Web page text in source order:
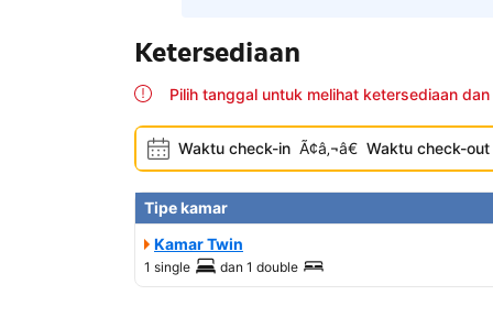
Ketersediaan
Pilih tanggal untuk melihat ketersediaan
Waktu check-in Ã¢â‚¬â€ Waktu check-out
Tipe kamar
Kamar Twin
1 single dan 1 double